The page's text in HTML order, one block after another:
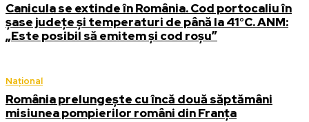
Canicula se extinde în România. Cod portocaliu în
șase județe și temperaturi de până la 41°C. ANM:
„Este posibil să emitem și cod roșu”
Național
România prelungește cu încă două săptămâni
misiunea pompierilor români din Franța